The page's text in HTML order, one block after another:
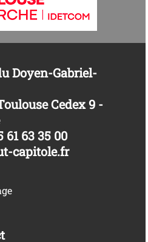
Doyen-Gabriel-
Cedex 9 -
61 63 35 00
capitole.fr